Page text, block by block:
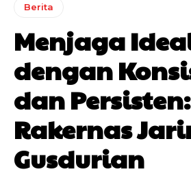
Berita
Menjaga
dengan
dan
Rakernas
Gusdurian